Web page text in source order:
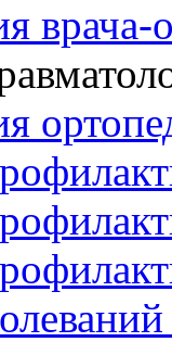
врача-